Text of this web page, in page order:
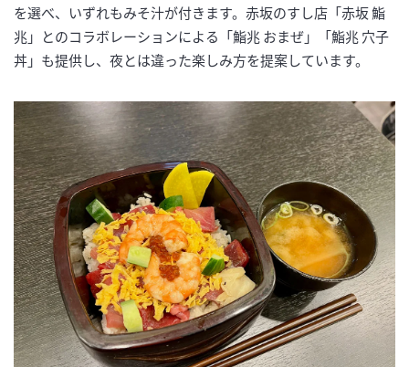
を選べ、いずれもみそ汁が付きます。赤坂のすし店「赤坂 鮨
兆」とのコラボレーションによる「鮨兆 おまぜ」「鮨兆 穴子
丼」も提供し、夜とは違った楽しみ方を提案しています。